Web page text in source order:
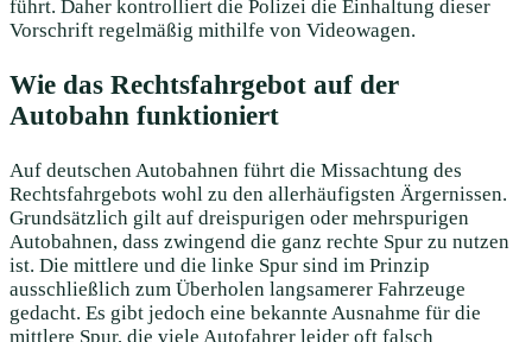
führt. Daher kontrolliert die Polizei die Einhaltung dieser
Vorschrift regelmäßig mithilfe von Videowagen.
Wie das Rechtsfahrgebot auf der
Autobahn funktioniert
Auf deutschen Autobahnen führt die Missachtung des
Rechtsfahrgebots wohl zu den allerhäufigsten Ärgernissen.
Grundsätzlich gilt auf dreispurigen oder mehrspurigen
Autobahnen, dass zwingend die ganz rechte Spur zu nutzen
ist. Die mittlere und die linke Spur sind im Prinzip
ausschließlich zum Überholen langsamerer Fahrzeuge
gedacht. Es gibt jedoch eine bekannte Ausnahme für die
mittlere Spur, die viele Autofahrer leider oft falsch